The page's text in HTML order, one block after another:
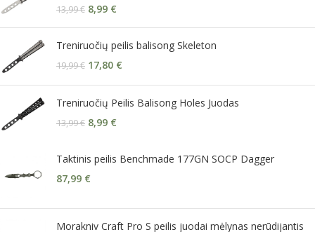
13,99€ 8,99 €
Treniruočių peilis balisong Skeleton
19,99€ 17,80 €
Treniruočių Peilis Balisong Holes Juodas
13,99€ 8,99 €
Taktinis peilis Benchmade 177GN SOCP Dagger
87,99 €
Morakniv Craft Pro S peilis juodai mėlynas nerūdijantis